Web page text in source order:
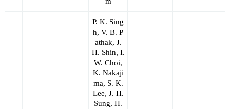
P. K. Sing
h, V. B. P
athak, J.
H. Shin, I.
W. Choi,
K. Nakaji
ma, S. K.
Lee, J. H.
Sung, H.